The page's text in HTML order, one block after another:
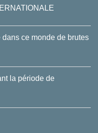
ce monde de brutes
la période de